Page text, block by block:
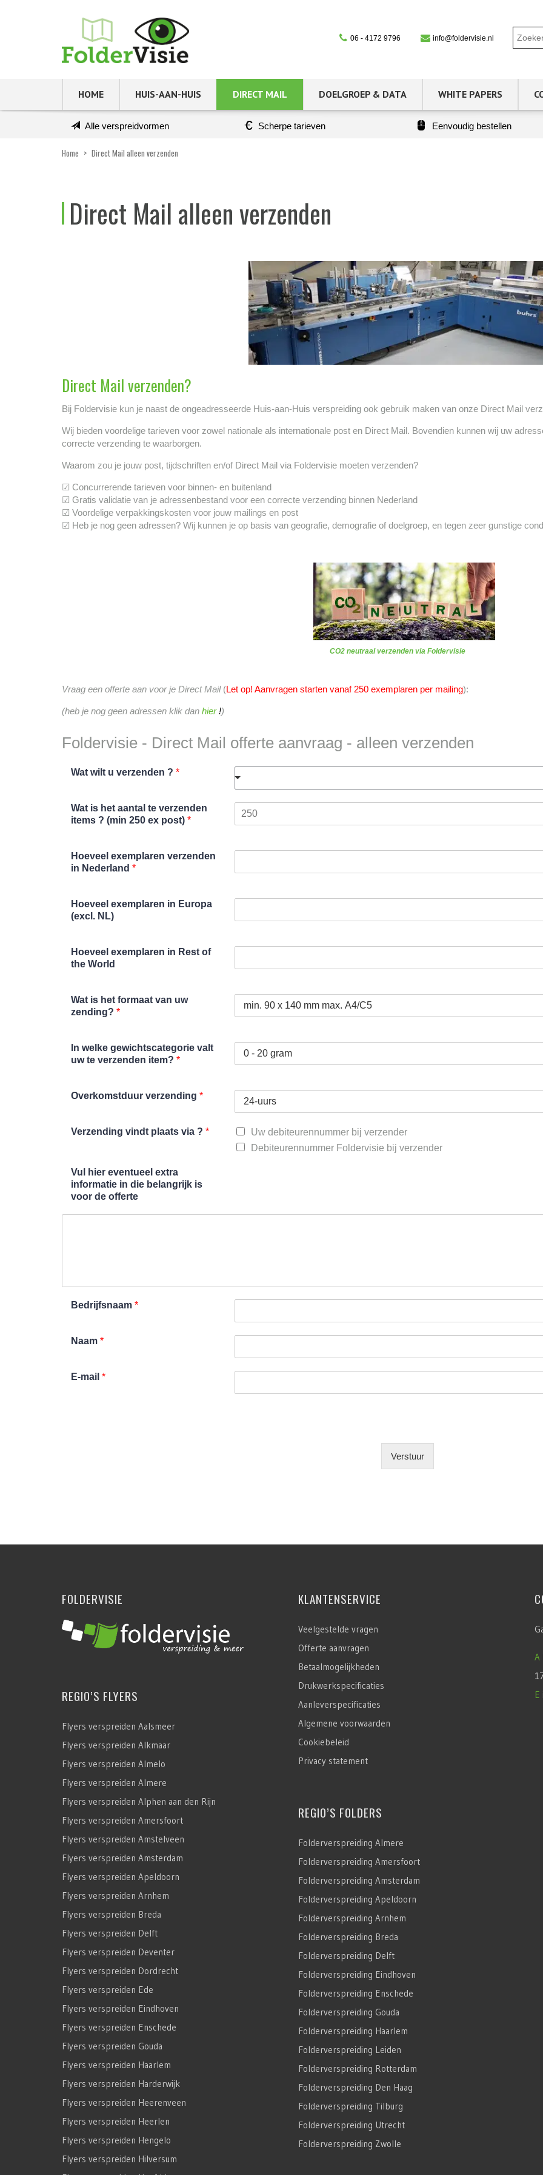
06 - 4172 9796 info@foldervisie.nl
HOME HUIS-AAN-HUIS DIRECT MAIL DOELGROEP & DATA WHITE PAPERS
Alle verspreidvormen Scherpe tarieven Eenvoudig bestellen
Home > Direct Mail alleen verzenden
Direct Mail alleen verzenden
Direct Mail verzenden?
Bij Foldervisie kun je naast de ongeadresseerde Huis-aan-Huis verspreiding ook gebruik maken van onze Direct Mail
Wij bieden voordelige tarieven voor zowel nationale als internationale post en Direct Mail. Bovendien kunnen wij uw
correcte verzending te waarborgen.
Waarom zou je jouw post, tijdschriften en/of Direct Mail via Foldervisie moeten verzenden?
☑ Concurrerende tarieven voor binnen- en buitenland
☑ Gratis validatie van je adressenbestand voor een correcte verzending binnen Nederland
☑ Voordelige verpakkingskosten voor jouw mailings en post
☑ Heb je nog geen adressen? Wij kunnen je op basis van geografie, demografie of doelgroep, en tegen zeer gunstige
CO2 neutraal verzenden via Foldervisie
Vraag een offerte aan voor je Direct Mail(Let op! Aanvragen starten vanaf 250 exemplaren per mailing):
(heb je nog geen adressen klik dan hier !)
Foldervisie - Direct Mail offerte aanvraag - alleen verzenden
Wat wilt u verzenden ? *
Wat is het aantal te verzenden
items ? (min 250 ex post) *
Hoeveel exemplaren verzenden
in Nederland *
Hoeveel exemplaren in Europa
(excl. NL)
Hoeveel exemplaren in Rest of
the World
Wat is het formaat van uw
zending? *
In welke gewichtscategorie valt
uw te verzenden item? *
Overkomstduur verzending *
Verzending vindt plaats via ? *
Uw debiteurennummer bij verzender
Debiteurennummer Foldervisie bij verzender
Vul hier eventueel extra
informatie in die belangrijk is
voor de offerte
Bedrijfsnaam *
Naam *
E-mail *
Verstuur
FOLDERVISIE
REGIO’S FLYERS
Flyers verspreiden Aalsmeer
Flyers verspreiden Alkmaar
Flyers verspreiden Almelo
Flyers verspreiden Almere
Flyers verspreiden Alphen aan den Rijn
Flyers verspreiden Amersfoort
Flyers verspreiden Amstelveen
Flyers verspreiden Amsterdam
Flyers verspreiden Apeldoorn
Flyers verspreiden Arnhem
Flyers verspreiden Breda
Flyers verspreiden Delft
Flyers verspreiden Deventer
Flyers verspreiden Dordrecht
Flyers verspreiden Ede
Flyers verspreiden Eindhoven
Flyers verspreiden Enschede
Flyers verspreiden Gouda
Flyers verspreiden Haarlem
Flyers verspreiden Harderwijk
Flyers verspreiden Heerenveen
Flyers verspreiden Heerlen
Flyers verspreiden Hengelo
Flyers verspreiden Hilversum
KLANTENSERVICE
Veelgestelde vragen
Offerte aanvragen
Betaalmogelijkheden
Drukwerkspecificaties
Aanleverspecificaties
Algemene voorwaarden
Cookiebeleid
Privacy statement
REGIO’S FOLDERS
Folderverspreiding Almere
Folderverspreiding Amersfoort
Folderverspreiding Amsterdam
Folderverspreiding Apeldoorn
Folderverspreiding Arnhem
Folderverspreiding Breda
Folderverspreiding Delft
Folderverspreiding Eindhoven
Folderverspreiding Enschede
Folderverspreiding Gouda
Folderverspreiding Haarlem
Folderverspreiding Leiden
Folderverspreiding Rotterdam
Folderverspreiding Den Haag
Folderverspreiding Tilburg
Folderverspreiding Utrecht
Folderverspreiding Zwolle
A
E